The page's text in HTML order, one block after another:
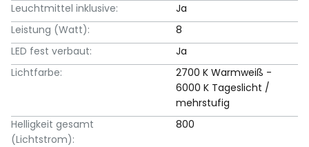
Leuchtmittel inklusive:
Ja
Leistung (Watt):
8
LED fest verbaut:
Ja
Lichtfarbe:
2700 K Warmweiß -
6000 K Tageslicht /
mehrstufig
Helligkeit gesamt
(Lichtstrom):
800